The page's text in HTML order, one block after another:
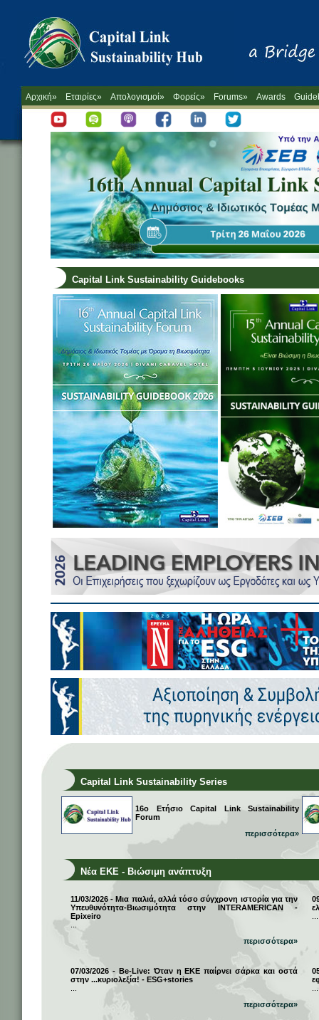
Αρχική» Εταιρίες» Απολογισμοί» Φορείς» Forums» Awards
Capital Link Sustainability Guidebooks
Capital Link Sustainability Series
16ο Ετήσιο Capital Link Sustainability
Forum
περισσότερα»
Νέα ΕΚΕ - Βιώσιμη ανάπτυξη
11/03/2026 - Μια παλιά, αλλά τόσο σύγχρονη ιστορία για την
Υπευθυνότητα-Βιωσιμότητα στην INTERAMERICAN -
Epixeiro
περισσότερα»
07/03/2026 - Be-Live: Όταν η ΕΚΕ παίρνει σάρκα και οστά
στην ...κυριολεξία! - ESG+stories
περισσότερα»